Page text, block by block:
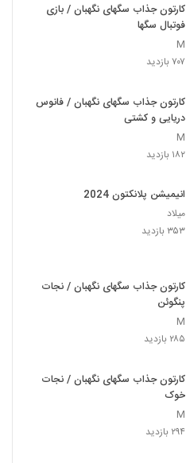
کارتون جذاب سگهای نگهبان / بازی
فوتبال سگها
M
۷۰۷ بازدید
کارتون جذاب سگهای نگهبان / فانوس
دریایی و کشتی
M
۱۸۲ بازدید
انیمیشن پلانکتون 2024
میلاد
۳۵۳ بازدید
کارتون جذاب سگهای نگهبان / نجات
پنگوئن
M
۲۸۵ بازدید
کارتون جذاب سگهای نگهبان / نجات
خوک
M
۲۹۴ بازدید